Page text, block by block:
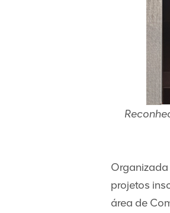
projetos
área de